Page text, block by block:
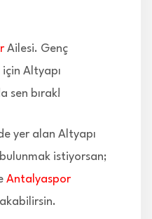
Ailesi. Genç
Altyapı
sen bırak!
yer alan Altyapı
istiyorsan;
Antalyaspor